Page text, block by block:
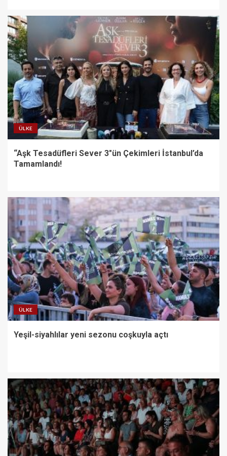
ÜLKE
“Aşk Tesadüfleri Sever 3″ün Çekimleri İstanbul’da
Tamamlandı!
ÜLKE
Yeşil-siyahlılar yeni sezonu coşkuyla açtı